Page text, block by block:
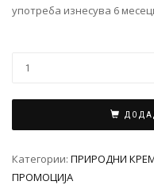
употреба изнесува 6
Категории: ПРИРОДНИ
ПРОМОЦИЈА